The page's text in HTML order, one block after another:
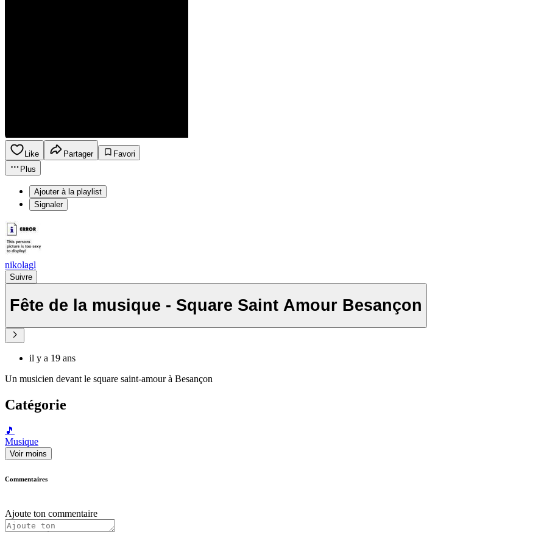
Like Partager
Favori
Plus
Ajouter à la playlist
Signaler
nikolagl
Suivre
Fête de la musique - Square Saint Amour Besançon
il y a 19 ans
Un musicien devant le square saint-amour à Besançon
Catégorie
🎵
Musique
Voir moins
Commentaires
Ajoute ton commentaire